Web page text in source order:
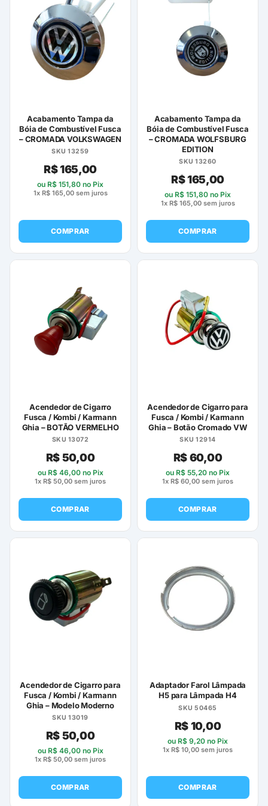
Acabamento Tampa da
Bóia de Combustível Fusca
– CROMADA VOLKSWAGEN
SKU 13259
R$165,00
ou R$ 151,80 no Pix
1x R$165,00sem juros
COMPRAR
Acabamento Tampa da
Bóia de Combustível Fusca
– CROMADA WOLFSBURG
EDITION
SKU 13260
R$165,00
ou R$ 151,80 no Pix
1x R$165,00sem juros
COMPRAR
Acendedor de Cigarro
Fusca / Kombi / Karmann
Ghia – BOTÃO VERMELHO
SKU 13072
R$50,00
ou R$46,00no Pix
1x R$ 50,00 sem juros
COMPRAR
Acendedor de Cigarro para
Fusca / Kombi / Karmann
Ghia – Botão Cromado VW
SKU 12914
R$60,00
ou R$ 55,20 no Pix
1x R$ 60,00 sem juros
COMPRAR
Acendedor de Cigarro para
Fusca / Kombi / Karmann
Ghia – Modelo Moderno
SKU 13019
R$50,00
ou R$46,00no Pix
1x R$ 50,00 sem juros
COMPRAR
Adaptador Farol Lâmpada
H5 para Lâmpada H4
SKU 50465
R$10,00
ou R$ 9,20 no Pix
1x R$ 10,00 sem juros
COMPRAR